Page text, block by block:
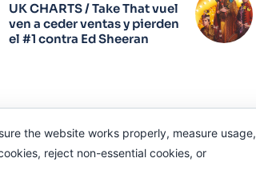
UK CHARTS / Take That vuel
ven a ceder ventas y pierden
el #1 contra Ed Sheeran
the website works properly, measure usage,
reject non-essential cookies, or